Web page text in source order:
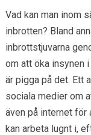
Vad kan man inom
inbrotten? Bland
inbrottstjuvarna
om att öka insynen
är pigga på det. Ett
sociala medier om
även på internet för
kan arbeta lugnt i,